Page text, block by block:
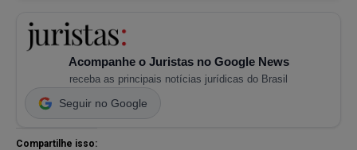
Acompanhe o Juristas no Google News
receba as principais notícias jurídicas do Brasil
Seguir no Google
Compartilhe isso: